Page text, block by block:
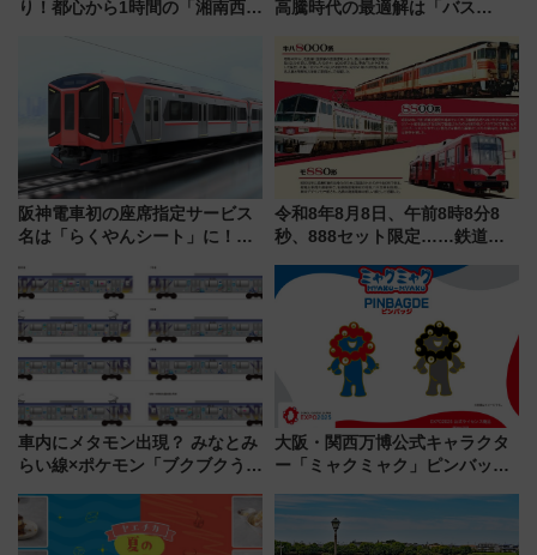
り！都心から1時間の「湘南西エ
注目スポット
高騰時代の最適解は「バス
した、推し活遠征や観光時のリ
アルな懐事情
阪神電車初の座席指定サービス
名は「らくやんシート」に！新
を快適移動
令和8年8月8日、午前8時8分8
秒、888セット限定……鉄道各
たち
車内にメタモン出現？ みなとみ
らい線×ポケモン「ブクブクうみ
行開始に！ この夏は直通列車で
横浜へ！
大阪・関西万博公式キャラクタ
ー「ミャクミャク」ピンバッジ
中旬発売